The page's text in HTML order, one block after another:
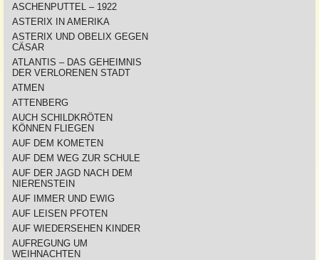
ASCHENPUTTEL – 1922
ASTERIX IN AMERIKA
ASTERIX UND OBELIX GEGEN
CÄSAR
ATLANTIS – DAS GEHEIMNIS
DER VERLORENEN STADT
ATMEN
ATTENBERG
AUCH SCHILDKRÖTEN
KÖNNEN FLIEGEN
AUF DEM KOMETEN
AUF DEM WEG ZUR SCHULE
AUF DER JAGD NACH DEM
NIERENSTEIN
AUF IMMER UND EWIG
AUF LEISEN PFOTEN
AUF WIEDERSEHEN KINDER
AUFREGUNG UM
WEIHNACHTEN